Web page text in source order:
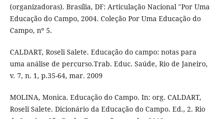
(organizadoras). Brasília, DF: Articulação Nacional "Por Uma
Educação do Campo, 2004. Coleção Por Uma Educação do
Campo, nº 5.
CALDART, Roseli Salete. Educação do campo: notas para
uma análise de percurso.Trab. Educ. Saúde, Rio de Janeiro,
v. 7, n. 1, p.35-64, mar. 2009
MOLINA, Monica. Educação do Campo. In: org. CALDART,
Roseli Salete. Dicionário da Educação do Campo. Ed., 2. Rio